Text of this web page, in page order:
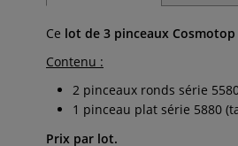
Ce lot de 3 pinceaux Cosmotop
Contenu :
2 pinceaux ronds série
1 pinceau plat série 5880
Prix par lot.